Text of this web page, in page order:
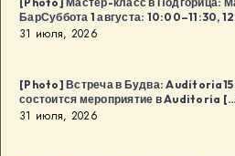
БарСуббота 1 августа: 10:00–11:30,
31 июля, 2026
[Photo] Встреча в Будва: Auditoria15
состоится мероприятие в Auditoria
31 июля, 2026